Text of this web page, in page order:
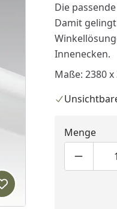
Produkt zur Wunschliste
Die
Damit
Innenecken.
Maße: 2380
Menge